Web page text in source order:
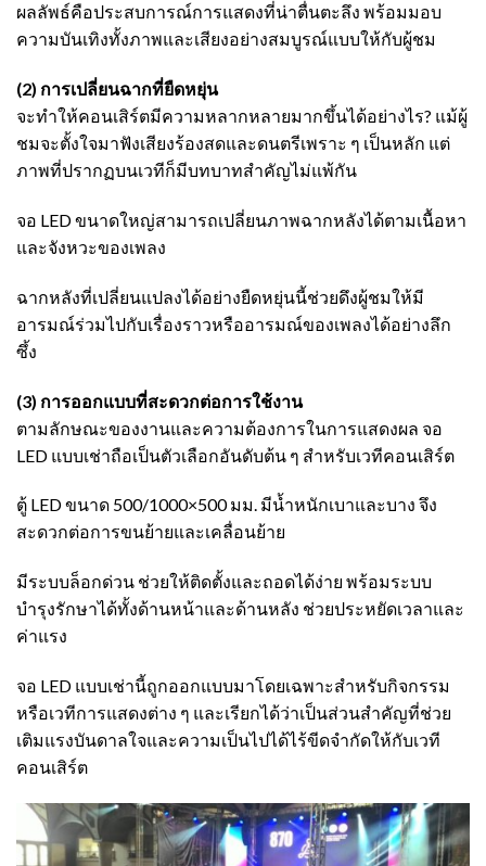
ผลลัพธ์คือประสบการณ์การแสดงที่น่าตื่นตะลึง พร้อมมอบ
ความบันเทิงทั้งภาพและเสียงอย่างสมบูรณ์แบบให้กับผู้ชม
(2) การเปลี่ยนฉากที่ยืดหยุ่น
จะทำให้คอนเสิร์ตมีความหลากหลายมากขึ้นได้อย่างไร? แม้ผู้
ชมจะตั้งใจมาฟังเสียงร้องสดและดนตรีเพราะ ๆ เป็นหลัก แต่
ภาพที่ปรากฏบนเวทีก็มีบทบาทสำคัญไม่แพ้กัน
จอ LED ขนาดใหญ่สามารถเปลี่ยนภาพฉากหลังได้ตามเนื้อหา
และจังหวะของเพลง
ฉากหลังที่เปลี่ยนแปลงได้อย่างยืดหยุ่นนี้ช่วยดึงผู้ชมให้มี
อารมณ์ร่วมไปกับเรื่องราวหรืออารมณ์ของเพลงได้อย่างลึก
ซึ้ง
(3) การออกแบบที่สะดวกต่อการใช้งาน
ตามลักษณะของงานและความต้องการในการแสดงผล จอ
LED แบบเช่าถือเป็นตัวเลือกอันดับต้น ๆ สำหรับเวทีคอนเสิร์ต
ตู้ LED ขนาด 500/1000×500 มม. มีน้ำหนักเบาและบาง จึง
สะดวกต่อการขนย้ายและเคลื่อนย้าย
มีระบบล็อกด่วน ช่วยให้ติดตั้งและถอดได้ง่าย พร้อมระบบ
บำรุงรักษาได้ทั้งด้านหน้าและด้านหลัง ช่วยประหยัดเวลาและ
ค่าแรง
จอ LED แบบเช่านี้ถูกออกแบบมาโดยเฉพาะสำหรับกิจกรรม
หรือเวทีการแสดงต่าง ๆ และเรียกได้ว่าเป็นส่วนสำคัญที่ช่วย
เติมแรงบันดาลใจและความเป็นไปได้ไร้ขีดจำกัดให้กับเวที
คอนเสิร์ต